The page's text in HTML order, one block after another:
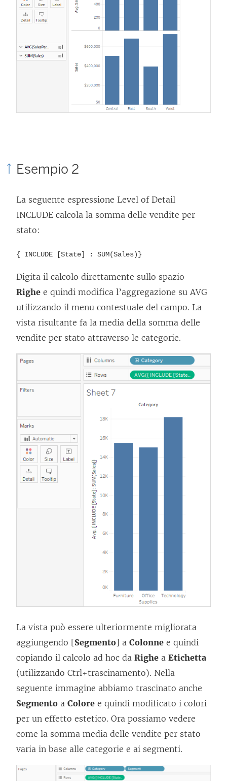
Esempio 2
La seguente espressione Level of Detail
INCLUDE calcola la somma delle vendite per
stato:
{ INCLUDE [State] : SUM(Sales)}
Digita il calcolo direttamente sullo spazio
Righe e quindi modifica l’aggregazione su AVG
utilizzando il menu contestuale del campo. La
vista risultante fa la media della somma delle
vendite per stato attraverso le categorie.
La vista può essere ulteriormente migliorata
aggiungendo [Segmento] a Colonne e quindi
copiando il calcolo ad hoc da Righe a Etichetta
(utilizzando Ctrl+trascinamento). Nella
seguente immagine abbiamo trascinato anche
Segmento a Colore e quindi modificato i colori
per un effetto estetico. Ora possiamo vedere
come la somma media delle vendite per stato
varia in base alle categorie e ai segmenti.